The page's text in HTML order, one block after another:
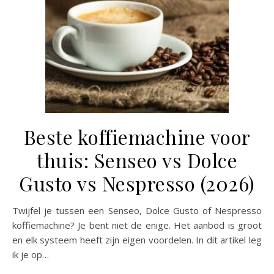
Beste koffiemachine voor
thuis: Senseo vs Dolce
Gusto vs Nespresso (2026)
Twijfel je tussen een Senseo, Dolce Gusto of Nespresso
koffiemachine? Je bent niet de enige. Het aanbod is groot
en elk systeem heeft zijn eigen voordelen. In dit artikel leg
ik je op…